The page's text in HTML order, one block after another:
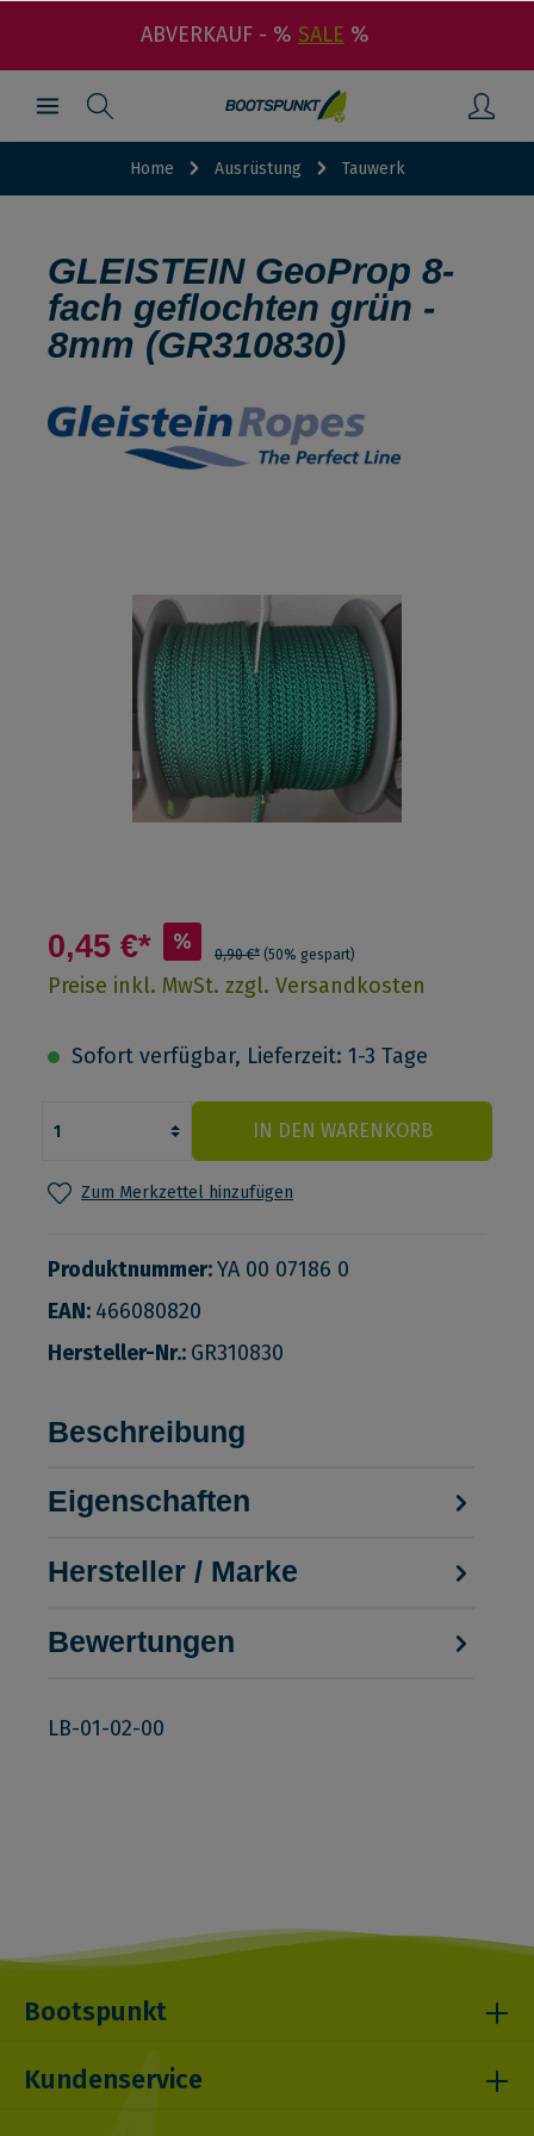
ABVERKAUF - % SALE %
Home Ausrüstung Tauwerk
GLEISTEIN GeoProp 8-
fach geflochten grün -
8mm (GR310830)
0,45 €* % 0,90 €* (50% gespart)
Preise inkl. MwSt. zzgl. Versandkosten
Sofort verfügbar, Lieferzeit: 1-3 Tage
IN DEN WARENKORB
Zum Merkzettel hinzufügen
Produktnummer:YA 00 07186 0
EAN: 466080820
Hersteller-Nr.: GR310830
Beschreibung
Eigenschaften
Hersteller / Marke
Bewertungen
LB-01-02-00
Bootspunkt
Kundenservice